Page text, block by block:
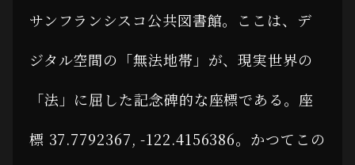
サンフランシスコ公共図書館。ここは、デ
ジタル空間の「無法地帯」が、現実世界の
「法」に屈した記念碑的な座標である。座
標 37.7792367, -122.4156386。かつてこの